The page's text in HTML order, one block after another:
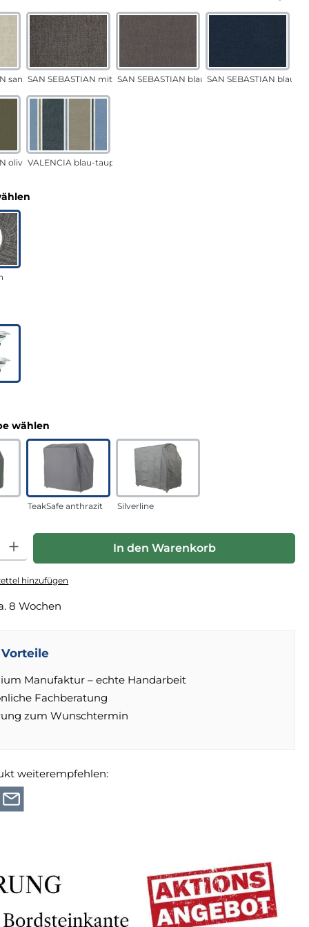
sandSAN SEBASTIAN mittelgrauSAN SEBASTIAN blau-sandSAN SEBASTIAN blau
oliv VALENCIA blau-taupe
wählen
TeakSafe anthrazit Silverline
Gib den gewünschten Wert ein oder benutze die
In den Warenkorb
hinzufügen
8 Wochen
Manufaktur – echte Handarbeit
Fachberatung
zum Wunschtermin
weiterempfehlen: